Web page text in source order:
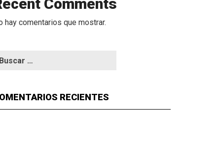
Comments
hay comentarios que mostrar.
RECIENTES